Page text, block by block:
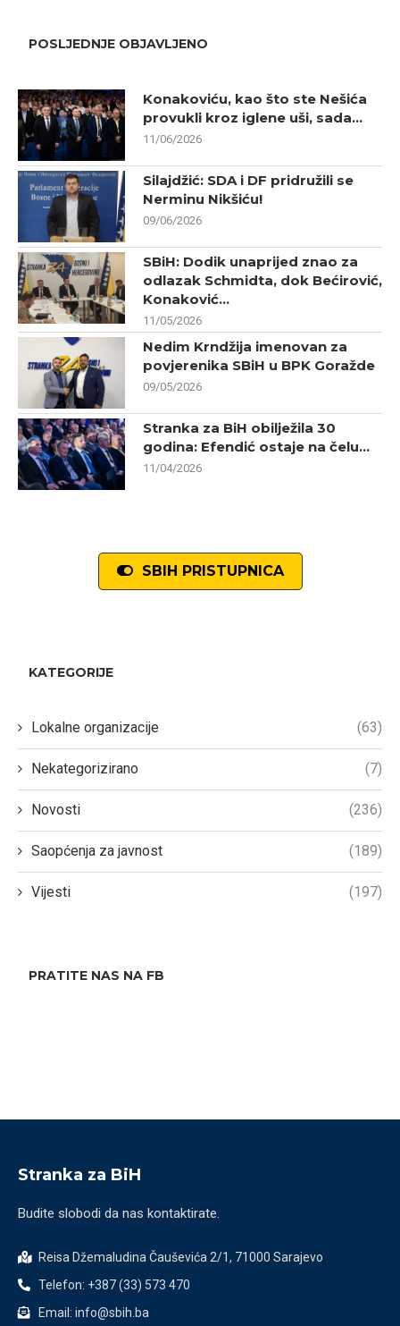
POSLJEDNJE OBJAVLJENO
Konakoviću, kao što ste Nešića
provukli kroz iglene uši, sada...
11/06/2026
Silajdžić: SDA i DF pridružili se
Nerminu Nikšiću!
09/06/2026
SBiH: Dodik unaprijed znao za
odlazak Schmidta, dok Bećirović,
Konaković...
11/05/2026
Nedim Krndžija imenovan za
povjerenika SBiH u BPK Goražde
09/05/2026
Stranka za BiH obilježila 30
godina: Efendić ostaje na čelu...
11/04/2026
SBIH PRISTUPNICA
KATEGORIJE
Lokalne organizacije (63)
Nekategorizirano (7)
Novosti (236)
Saopćenja za javnost (189)
Vijesti (197)
PRATITE NAS NA FB
Stranka za BiH
Budite slobodi da nas kontaktirate.
Reisa Džemaludina Čauševića 2/1, 71000 Sarajevo
Telefon: +387 (33) 573 470
Email: info@sbih.ba